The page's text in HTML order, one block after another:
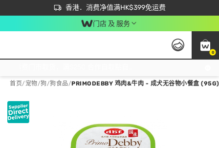
香港．消费净值满HK$399免运费
立即成为易赏钱会员尽享独家优惠
首次APP下单买满$450 输入 NEWAPP 即减$50
门店 及 服务
0
首页/ 宠物/狗/狗食品/PRIMODEBBY 鸡肉&牛肉 - 成犬无谷物小餐盒